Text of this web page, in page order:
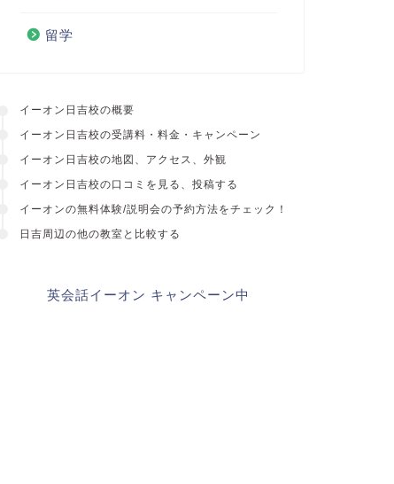
留学
イーオン日吉校の概要
イーオン日吉校の受講料・料金・キャンペーン
イーオン日吉校の地図、アクセス、外観
イーオン日吉校の口コミを見る、投稿する
イーオンの無料体験/説明会の予約方法をチェック！
日吉周辺の他の教室と比較する
英会話イーオン キャンペーン中